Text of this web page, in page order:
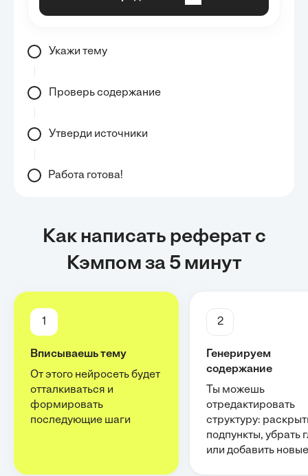
Укажи тему
Проверь содержание
Утверди источники
Работа готова!
Как написать реферат с
Кэмпом за 5 минут
1
Вписываешь тему
От этого нейросеть будет
отталкиваться и
формировать
последующие шаги
2
Генерируем
содержание
Ты можешь
отредактировать
структуру:
подпункты, убрать
или добавить новые